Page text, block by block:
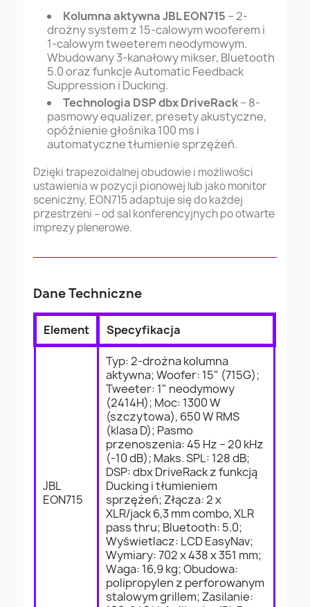
Kolumna aktywna JBL EON715 – 2-
drożny system z 15-calowym wooferem i
1-calowym tweeterem neodymowym.
Wbudowany 3-kanałowy mikser, Bluetooth
5.0 oraz funkcje Automatic Feedback
Suppression i Ducking.
Technologia DSP dbx DriveRack– 8-
pasmowy equalizer, presety akustyczne,
opóźnienie głośnika 100 ms i
automatyczne tłumienie sprzężeń.
Dzięki trapezoidalnej obudowie i możliwości
ustawienia w pozycji pionowej lub jako monitor
sceniczny, EON715 adaptuje się do każdej
przestrzeni – od sal konferencyjnych po otwarte
imprezy plenerowe.
Dane Techniczne
Element Specyfikacja
JBL
EON715
Typ: 2-drożna kolumna
aktywna; Woofer: 15" (715G);
Tweeter: 1" neodymowy
(2414H); Moc: 1300 W
(szczytowa), 650 W RMS
(klasa D); Pasmo
przenoszenia: 45 Hz – 20 kHz
(-10 dB); Maks. SPL: 128 dB;
DSP: dbx DriveRack z funkcją
Ducking i tłumieniem
sprzężeń; Złącza: 2 x
XLR/jack 6,3 mm combo, XLR
pass thru; Bluetooth: 5.0;
Wyświetlacz: LCD EasyNav;
Wymiary: 702 x 438 x 351 mm;
Waga: 16,9 kg; Obudowa:
polipropylen z perforowanym
stalowym grillem; Zasilanie: